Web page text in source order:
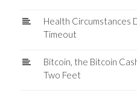
Health Circumstances
Timeout
Bitcoin, the Bitcoin
Two Feet